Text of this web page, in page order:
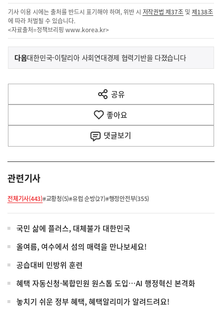
기사 이용 시에는 출처를 반드시 표기해야 하며, 위반 시 저작권법 제37조 및제138조
에 따라 처벌될 수 있습니다.
<자료출처=정책브리핑 www.korea.kr>
이
전
다
음
다음기
대한민국-이탈리아 사회연대경제 협력기반을 다졌습니다
공유
열
기
좋아요
댓글보기
관련기사
전체기사(443)#교황청(5)#유럽 순방(27)#행정안전부(355)
국민 삶에 플러스, 대체불가 대한민국
올여름, 여수에서 섬의 매력을 만나보세요!
공습대비 민방위 훈련
혜택 자동신청·복합민원 원스톱 도입…AI 행정혁신 본격화
놓치기 쉬운 정부 혜택, 혜택알리미가 알려드려요!